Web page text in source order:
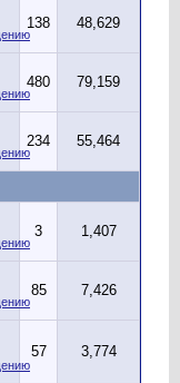
138 48,629
480 79,159
234 55,464
3 1,407
85 7,426
57 3,774